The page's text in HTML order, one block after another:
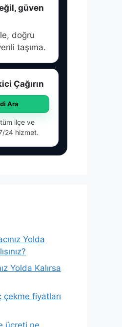
güven
doğru
taşıma.
Çağırın
Ara
ilçe ve
24 hizmet.
Yolda
Yolda Kalırsa
çekme fiyatları
ücreti ne